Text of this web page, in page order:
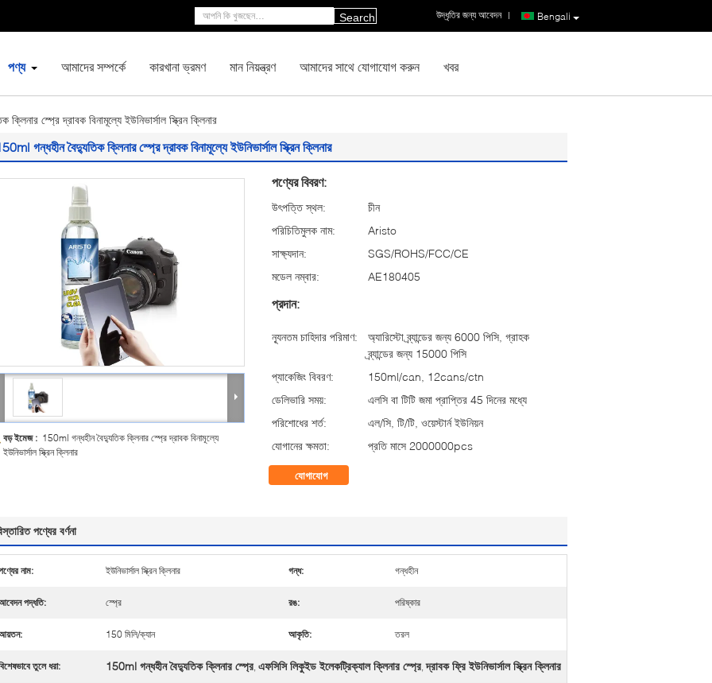
Bengali
উদ্ধৃতির জন্য আবেদন |
Search
পণ্য আমাদের সম্পর্কে কারখানা ভ্রমণ মান নিয়ন্ত্রণ আমাদের সাথে যোগাযোগ করুন খবর
স্প্রে দ্রাবক বিনামূল্যে ইউনিভার্সাল স্ক্রিন ক্লিনার
গন্ধহীন বৈদ্যুতিক ক্লিনার স্প্রে দ্রাবক বিনামূল্যে ইউনিভার্সাল স্ক্রিন ক্লিনার
বড় ইমেজ : 150ml গন্ধহীন বৈদ্যুতিক ক্লিনার স্প্রে দ্রাবক বিনামূল্যে
ইউনিভার্সাল স্ক্রিন ক্লিনার
পণ্যের বিবরণ:
উৎপত্তি স্থল:
চীন
পরিচিতিমুলক নাম:
Aristo
সাক্ষ্যদান:
SGS/ROHS/FCC/CE
মডেল নম্বার:
AE180405
প্রদান:
ন্যূনতম চাহিদার পরিমাণ:
অ্যারিস্টো ব্র্যান্ডের জন্য 6000 পিসি, গ্রাহক
ব্র্যান্ডের জন্য 15000 পিসি
প্যাকেজিং বিবরণ:
150ml/can, 12cans/ctn
ডেলিভারি সময়:
এলসি বা টিটি জমা প্রাপ্তির 45 দিনের মধ্যে
পরিশোধের শর্ত:
এল/সি, টি/টি, ওয়েস্টার্ন ইউনিয়ন
যোগানের ক্ষমতা:
প্রতি মাসে 2000000pcs
যোগাযোগ
পণ্যের বর্ণনা
নাম: ইউনিভার্সাল স্ক্রিন ক্লিনার গন্ধ: গন্ধহীন
পদ্ধতি: স্প্রে রঙ: পরিষ্কার
150 মিলি/ক্যান আকৃতি: তরল
তুলে ধরা: 150ml গন্ধহীন বৈদ্যুতিক ক্লিনার স্প্রে, এফসিসি লিকুইড ইলেকট্রিক্যাল ক্লিনার স্প্রে,দ্রাবক ফ্রি ইউনিভার্সাল স্ক্রিন ক্লিনার